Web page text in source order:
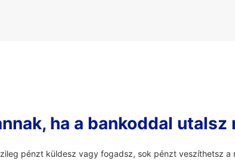
ha a bankoddal
pénzt küldesz vagy fogadsz, sok pénzt veszíthetsz a